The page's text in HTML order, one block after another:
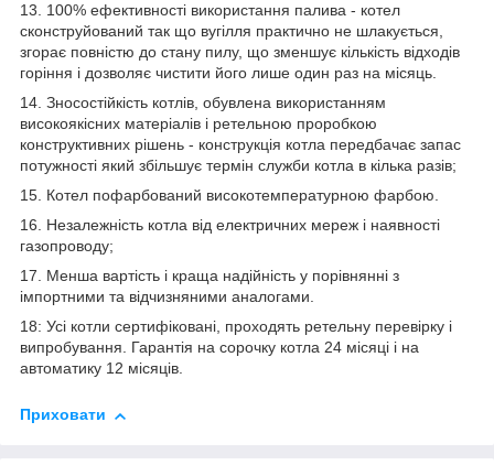
13. 100% ефективності використання палива - котел
сконструйований так що вугілля практично не шлакується,
згорає повністю до стану пилу, що зменшує кількість відходів
горіння і дозволяє чистити його лише один раз на місяць.
14. Зносостійкість котлів, обувлена використанням
високоякісних матеріалів і ретельною проробкою
конструктивних рішень - конструкція котла передбачає запас
потужності який збільшує термін служби котла в кілька разів;
15. Котел пофарбований високотемпературною фарбою.
16. Незалежність котла від електричних мереж і наявності
газопроводу;
17. Менша вартість і краща надійність у порівнянні з
імпортними та відчизняними аналогами.
18: Усі котли сертифіковані, проходять ретельну перевірку і
випробування. Гарантія на сорочку котла 24 місяці і на
автоматику 12 місяців.
Приховати